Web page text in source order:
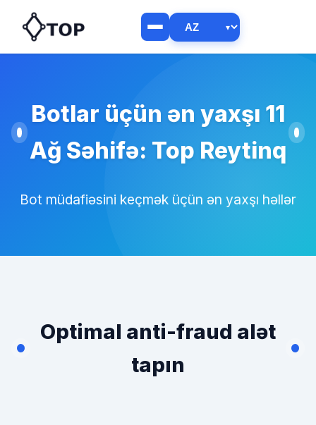
Botlar üçün ən yaxşı 11
Ağ Səhifə: Top Reytinq
Bot müdafiəsini keçmək üçün ən yaxşı həllər
Optimal anti-fraud alət
tapın